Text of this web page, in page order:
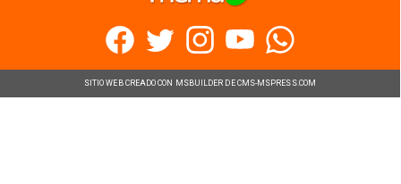
SITIO WEB CREADO CON MSBUILDER DE CMS-MSPRESS.COM